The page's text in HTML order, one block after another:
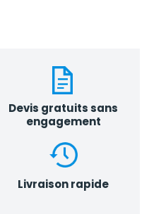
Devis gratuits sans
engagement
Livraison rapide